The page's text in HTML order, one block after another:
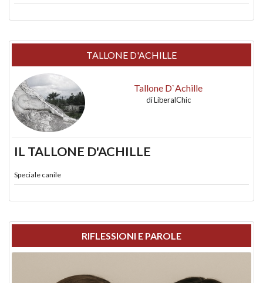
TALLONE D'ACHILLE
Tallone D`Achille
diLiberalChic
IL TALLONE D'ACHILLE
Speciale canile
RIFLESSIONI E PAROLE